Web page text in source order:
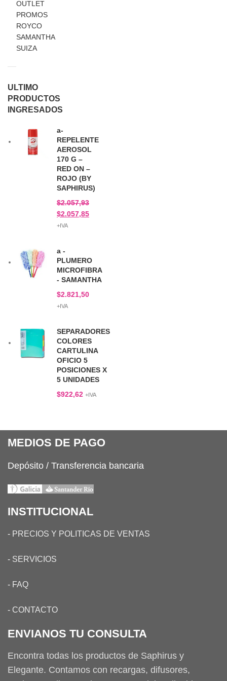
OUTLET
PROMOS
ROYCO
SAMANTHA
SUIZA
ULTIMO
PRODUCTOS
INGRESADOS
a-
REPELENTE
AEROSOL
170 G –
RED ON –
ROJO (BY
SAPHIRUS)
$2.057,93
$2.057,85
+IVA
a -
PLUMERO
MICROFIBRA
- SAMANTHA
$2.821,50
+IVA
SEPARADORES
COLORES
CARTULINA
OFICIO 5
POSICIONES X
5 UNIDADES
$922,62 +IVA
MEDIOS DE PAGO
Depósito / Transferencia bancaria
INSTITUCIONAL
- PRECIOS Y POLITICAS DE VENTAS
- SERVICIOS
- FAQ
- CONTACTO
ENVIANOS TU CONSULTA
Encontra todas los productos de Saphirus y
Elegante. Contamos con recargas, difusores,